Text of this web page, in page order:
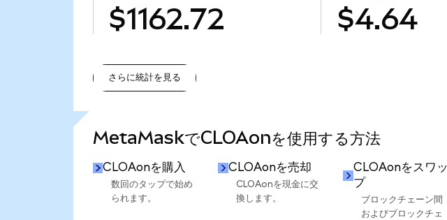
$1162.72 $4.64
さらに統計を見る
MetaMaskでCLOAonを使用する方法
CLOAonを購入
数回のタップで始め
られます。
CLOAonを売却
CLOAonを現金に交
換します。
CLOAonをスワッ
プ
ブロックチェーン間
およびブロックチェ